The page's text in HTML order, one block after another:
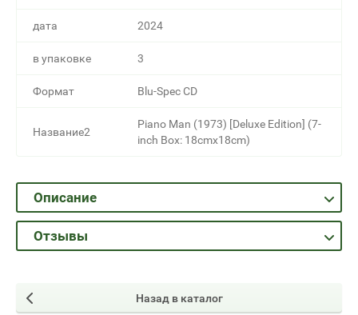
дата 2024
в упаковке 3
Формат Blu-Spec CD
Название2
Piano Man (1973) [Deluxe Edition] (7-
inch Box: 18cmx18cm)
Описание
Отзывы
Назад в каталог